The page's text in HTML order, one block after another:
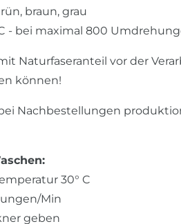
braun, grau
- bei maximal 800
Naturfaseranteil vor der
können!
Nachbestellungen
30° C
Min
geben